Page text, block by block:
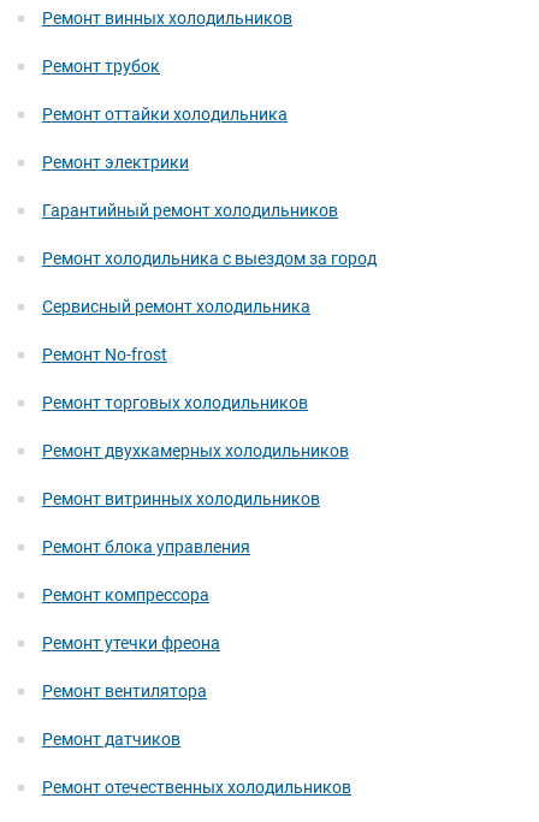
Ремонт винных холодильников
Ремонт трубок
Ремонт оттайки холодильника
Ремонт электрики
Гарантийный ремонт холодильников
Ремонт холодильника с выездом за город
Сервисный ремонт холодильника
Ремонт No-frost
Ремонт торговых холодильников
Ремонт двухкамерных холодильников
Ремонт витринных холодильников
Ремонт блока управления
Ремонт компрессора
Ремонт утечки фреона
Ремонт вентилятора
Ремонт датчиков
Ремонт отечественных холодильников